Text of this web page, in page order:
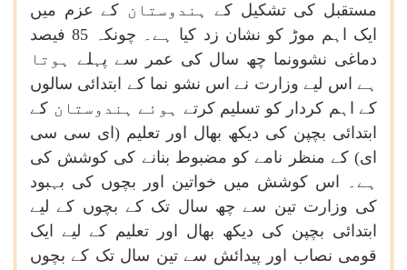
مستقبل کی تشکیل کے ہندوستان کے عزم میں
ایک
اہم موڑ کو نشان زد كیا ہے۔ چونکہ 85 فیصد
دماغی نشوونما چھ سال کی عمر سے پہلے
ہوتا
ہے اس لیے وزارت نے اس نشو نما كے ابتدائی سالوں
کے
اہم کردار کو تسلیم کرتے ہوئے ہندوستان کے
ابتدائی بچپن کی دیکھ بھال اور تعلیم (ای سی سی
ای) کے منظر نامے کو مضبوط بنانے کی کوشش کی
ہے۔
اس کوشش میں خواتین اور بچوں کی بہبود
کی وزارت تین سے چھ سال تک کے بچوں کے لیے
ابتدائی بچپن کی دیکھ بھال اور تعلیم کے لیے
ایک
قومی نصاب اور پیدائش سے تین سال تک کے بچوں